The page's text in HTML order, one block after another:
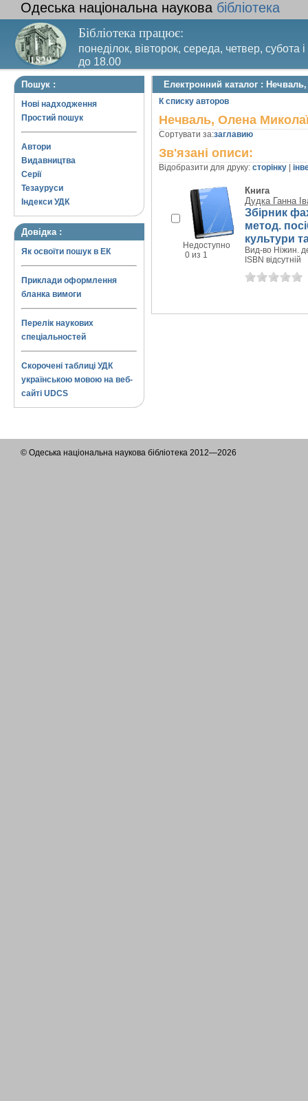
Одеська національна наукова бібліотека
Бібліотека працює:
понеділок, вівторок, середа, четвер, субота
до 18.00
Вихідний день – п’ятниця. Останній четвер
Пошук :
Нові надходження
Простий пошук
Автори
Видавництва
Серії
Тезауруси
Індекси УДК
Довідка :
Як освоїти пошук в ЕК
Приклади оформлення
бланка вимоги
Перелік наукових
спеціальностей
Скорочені таблиці УДК
українською мовою на веб-
сайті UDCS
Електронний каталог :
К списку авторов
Нечваль, Олена
Сортувати за:заглавию
Зв'язані описи:
Відобразити для друку: сторінку
Недоступно
0 из 1
Книга
Дудка Ганна
Збірник
метод.
культури
Вид-во Ніжин.
ISBN відсутній
© Одеська національна наукова бібліотека 2012—2026